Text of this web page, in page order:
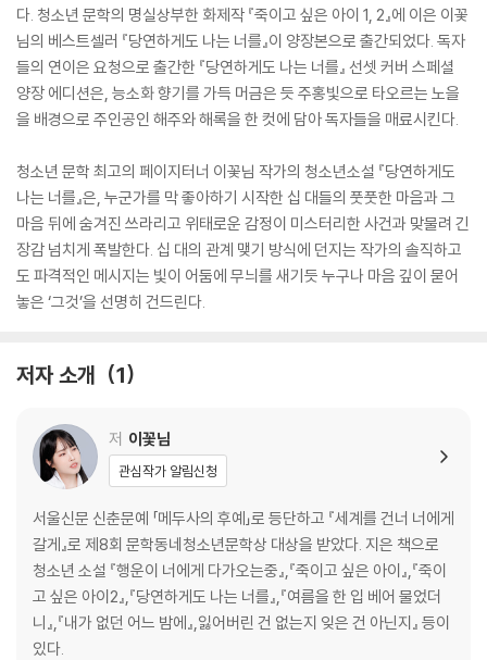
다. 청소년 문학의 명실상부한 화제작 『죽이고 싶은 아이 1, 2』에 이은 이꽃
님의 베스트셀러 『당연하게도 나는 너를』이 양장본으로 출간되었다. 독자
들의 연이은 요청으로 출간한 『당연하게도 나는 너를』 선셋 커버 스페셜
양장 에디션은, 능소화 향기를 가득 머금은 듯 주홍빛으로 타오르는 노을
을 배경으로 주인공인 해주와 해록을 한 컷에 담아 독자들을 매료시킨다.
청소년 문학 최고의 페이지터너 이꽃님 작가의 청소년소설 『당연하게도
나는 너를』은, 누군가를 막 좋아하기 시작한 십 대들의 풋풋한 마음과 그
마음 뒤에 숨겨진 쓰라리고 위태로운 감정이 미스터리한 사건과 맞물려 긴
장감 넘치게 폭발한다. 십 대의 관계 맺기 방식에 던지는 작가의 솔직하고
도 파격적인 메시지는 빛이 어둠에 무늬를 새기듯 누구나 마음 깊이 묻어
놓은 ‘그것’을 선명히 건드린다.
저자 소개 1
저 이꽃님
관심작가 알림신청
서울신문 신춘문예 「메두사의 후예」로 등단하고 『세계를 건너 너에게
갈게』로 제8회 문학동네청소년문학상 대상을 받았다. 지은 책으로
청소년 소설 『행운이 너에게 다가오는중』,『죽이고 싶은 아이』,『죽이
고 싶은 아이2』,『당연하게도 나는 너를』,『여름을 한 입 베어 물었더
니』,『내가 없던 어느 밤에』,잃어버린 건 없는지 잊은 건 아닌지』 등이
있다.